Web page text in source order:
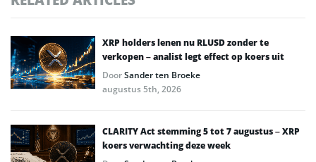
XRP holders lenen nu RLUSD zonder te
verkopen – analist legt effect op koers uit
DoorSander ten Broeke
augustus 5th, 2026
CLARITY Act stemming 5 tot 7 augustus – XRP
koers verwachting deze week